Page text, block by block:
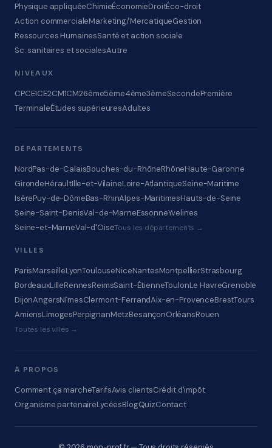
Physique appliquéeChimieÉconomieDroitÉco-droit
Action commercialeMarketing/MercatiqueGestion
Ressources HumainesSanté et action sociale
Sc. sanitaires et socialesAutre
NIVEAUX
CPCE1CE2CM1CM26ème5ème4ème3èmeSecondePremière
TerminaleÉtudes supérieuresAdultes
DÉPARTEMENTS
NordPas-de-CalaisBouches-du-RhôneRhôneHaute-Garonne
GirondeHéraultIlle-et-VilaineLoire-AtlantiqueSeine-Maritime
IsèrePuy-de-DômeBas-RhinAlpes-MaritimesHauts-de-Seine
Seine-Saint-DenisVal-de-MarneEssonneYvelines
Seine-et-MarneVal-d'OiseTous les départements →
VILLES
ParisMarseilleLyonToulouseNiceNantesMontpellierStrasbourg
BordeauxLilleRennesReimsSaint-ÉtienneToulonLe HavreGrenoble
DijonAngersNîmesClermont-FerrandAix-en-ProvenceBrestTours
AmiensLimogesPerpignanMetzBesançonOrléansRouen
Toutes les villes →
À PROPOS
Comment ça marcheTarifsAvis clientsCrédit d'impôt
Organisme partenaireLycéesBlogQuizContact